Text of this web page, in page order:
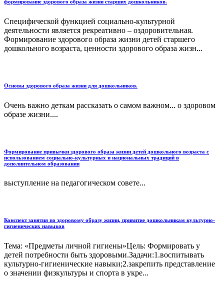
формирование здорового образа жизни старших дошкольников.
Специфической функцией социально-культурной
деятельности является рекреативно – оздоровительная.
Формирование здорового образа жизни детей старшего
дошкольного возраста, ценности здорового образа жизн...
Основы здорового образа жизни для дошкольников.
Очень важно деткам рассказать о самом важном... о здоровом
образе жизни....
Формирование привычки здорового образа жизни детей дошкольного возраста с
использованием социально-культурных и национальных традиций в
дополнительном образовании
выступление на педагогическом совете...
Конспект занятия по здоровому образу жизни, привитие дошкольникам культурно-
гигиенических навыков
Тема: «Предметы личной гигиены»Цель: Формировать у
детей потребности быть здоровыми.Задачи:1.воспитывать
культурно-гигиенические навыки;2.закрепить представление
о значении физкультуры и спорта в укре...